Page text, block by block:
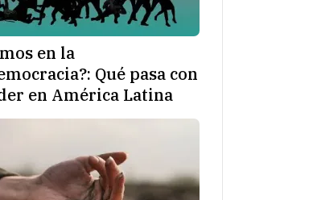
en la
Qué pasa con
en América Latina